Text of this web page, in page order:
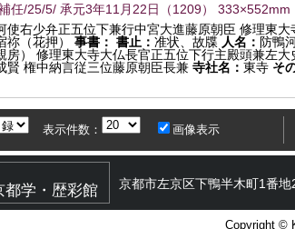
任/25/5/ 承元3年11月22日 （1209） 333×552mm
使右少弁正五位下兼行中宮大進藤原朝臣 修理東
（花押）
事書： 書止： 准状、故牒 人名： 防鴨
房） 修理東大寺大仏長官正五位下行主殿頭兼左
賢 権中納言従三位藤原朝臣長兼 寺社名： 東寺 そ
表示件数： 画像表示
都学・歴彩館 京都市左京区下鴨半木町1番地
Copyright ©